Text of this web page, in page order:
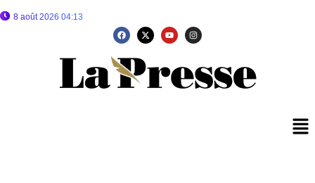
8 août 2026 04:13